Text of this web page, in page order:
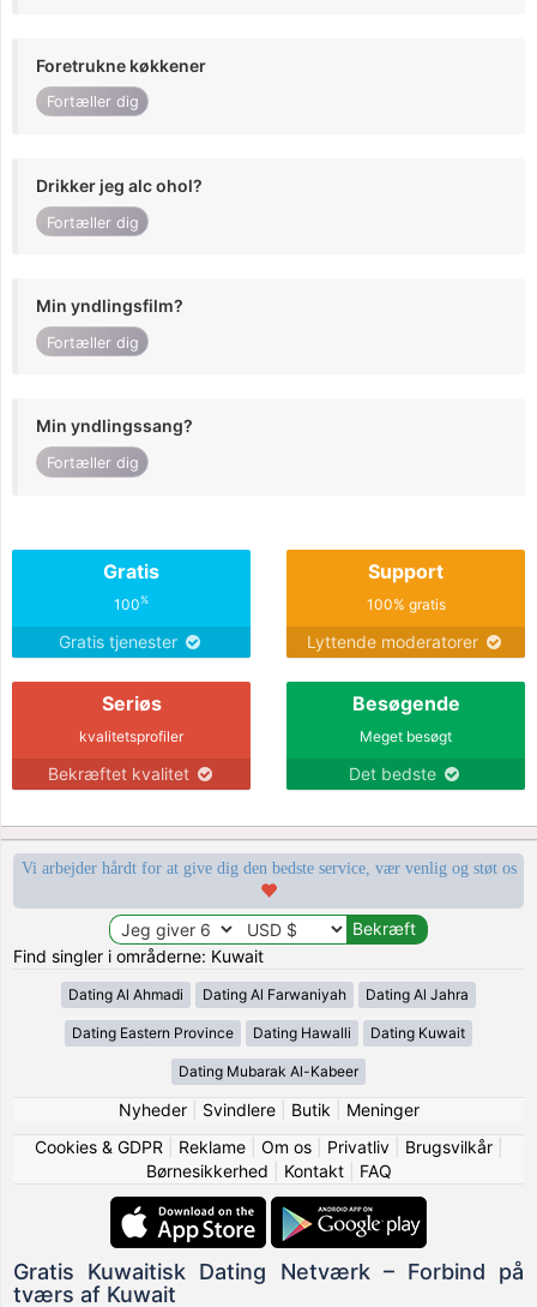
Foretrukne køkkener
Fortæller dig
Drikker jeg alc ohol?
Fortæller dig
Min yndlingsfilm?
Fortæller dig
Min yndlingssang?
Fortæller dig
Gratis
100%
Gratis tjenester
Support
100% gratis
Lyttende moderatorer
Seriøs
kvalitetsprofiler
Bekræftet kvalitet
Besøgende
Meget besøgt
Det bedste
Vi arbejder hårdt for at give dig den bedste service, vær venlig og støt os
Find singler i områderne: Kuwait
Dating Al Ahmadi Dating Al Farwaniyah Dating Al Jahra
Dating Eastern Province Dating Hawalli Dating Kuwait
Dating Mubarak Al-Kabeer
Nyheder| Svindlere| Butik
Meninger
Cookies & GDPR
Reklame| Om os| Privatliv| Brugsvilkår|
Børnesikkerhed
Kontakt| FAQ
Gratis Kuwaitisk Dating Netværk – Forbind på
tværs af Kuwait